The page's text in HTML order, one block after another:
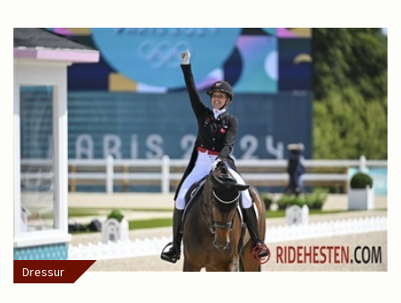
Dressur